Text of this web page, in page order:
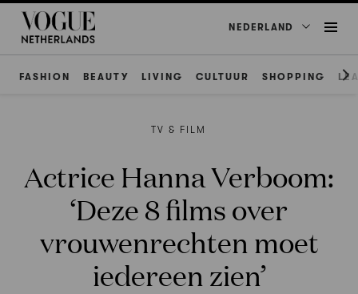
NEDERLAND
FASHION BEAUTY LIVING CULTUUR SHOPPING
TV & FILM
Actrice Hanna Verboom:
‘Deze 8 films over
vrouwenrechten moet
iedereen zien’